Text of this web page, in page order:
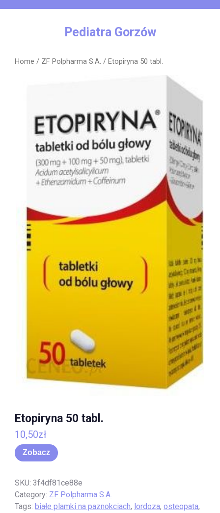
Pediatra Gorzów
Home / ZF Polpharma S.A. / Etopiryna 50 tabl.
Etopiryna 50 tabl.
10,50zł
Zobacz
SKU: 3f4df81ce88e
Category: ZF Polpharma S.A.
Tags: białe plamki na paznokciach, lordoza, osteopata,